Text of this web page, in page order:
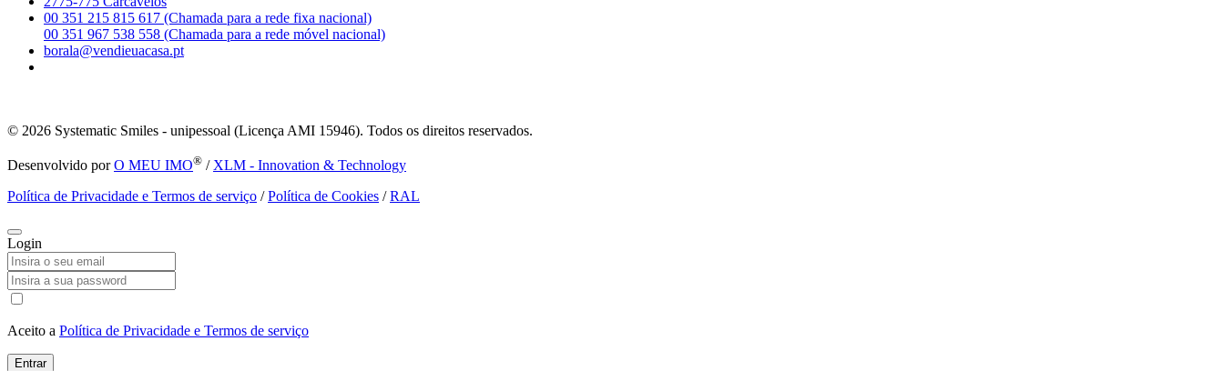
00 351 215 815 617 (Chamada para a rede fixa nacional)
00 351 967 538 558 (Chamada para a rede móvel nacional)
borala@vendieuacasa.pt
© 2026 Systematic Smiles - unipessoal (Licença AMI 15946). Todos os direitos reservados.
Desenvolvido porO MEU IMO® / XLM - Innovation & Technology
Política de Privacidade e Termos de serviço /Política de Cookies /RAL
Login
Aceito a Política de Privacidade e Termos de serviço
Entrar